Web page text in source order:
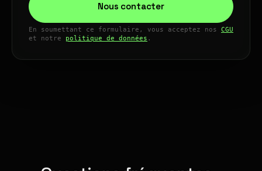
Nous contacter
En soumettant ce formulaire, vous acceptez nos CGU
et notre politique de données .